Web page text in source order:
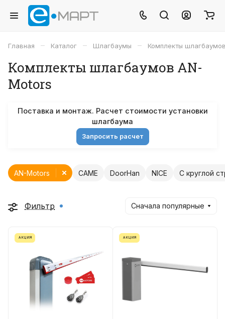
Главная – Каталог – Шлагбаумы – Комплекты
Комплекты шлагбаумов AN-
Motors
Поставка и монтаж. Расчет стоимости установки
шлагбаума
Запросить расчет
AN-Motors CAME DoorHan NICE С круглой
Фильтр Сначала популярные
АКЦИЯ АКЦИЯ